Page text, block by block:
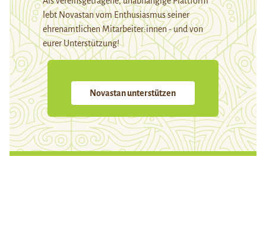
lebt Novastan vom Enthusiasmus seiner
ehrenamtlichen Mitarbeiter:innen - und von
eurer Unterstützung!
Novastan unterstützen